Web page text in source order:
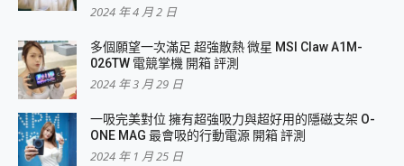
2024 年 4 月 2 日
多個願望一次滿足 超強散熱 微星 MSI Claw A1M-
026TW 電競掌機 開箱 評測
2024 年 3 月 29 日
一吸完美對位 擁有超強吸力與超好用的隱磁支架 O-
ONE MAG 最會吸的行動電源 開箱 評測
2024 年 1 月 25 日